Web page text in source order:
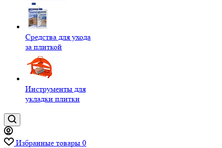
Средства для ухода
за плиткой
Инструменты для
укладки плитки
Избранные товары 0